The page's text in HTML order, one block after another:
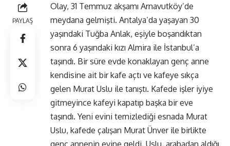
PAYLAŞ
Olay, 31 Temmuz akşamı Arnavutköy’de
meydana gelmişti. Antalya’da yaşayan 30
yaşındaki Tuğba Anlak, eşiyle boşandıktan
sonra 6 yaşındaki kızı Almira ile İstanbul’a
taşındı. Bir süre evde konaklayan genç anne
kendisine ait bir kafe açtı ve kafeye sıkça
gelen Murat Uslu ile tanıştı. Kafede işler iyiye
gitmeyince kafeyi kapatıp başka bir eve
taşındı. Yeni evini temizlediği esnada Murat
Uslu, kafede çalışan Murat Ünver ile birlikte
genç annenin evine geldi. Uslu, arabadan aldığı